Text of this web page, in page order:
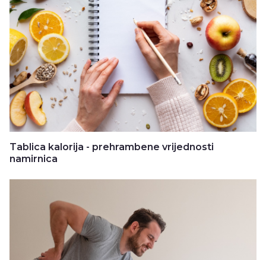
Tablica kalorija - prehrambene vrijednosti
namirnica